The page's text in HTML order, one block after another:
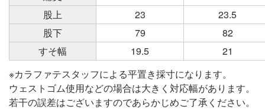
股上
23
23.5
股下
79
82
すそ幅
19.5
21
※カラファテスタッフによる平置き採寸になります。
ウェストゴム使用などの場合は大きく対応幅があります。
若干の誤差はございますのであらかじめご了承ください。